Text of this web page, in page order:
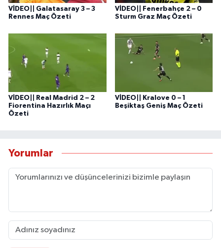
VİDEO|| Galatasaray 3 – 3
Rennes Maç Özeti
VİDEO|| Fenerbahçe 2 – 0
Sturm Graz Maç Özeti
VİDEO|| Real Madrid 2 – 2
Fiorentina Hazırlık Maçı
Özeti
VİDEO|| Kralove 0 – 1
Beşiktaş Geniş Maç Özeti
Yorumlar